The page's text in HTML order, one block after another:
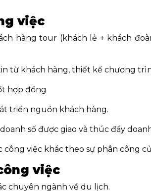
việc
hàng tour (khách lẻ + khách
từ khách hàng, thiết kế chương
hợp đồng
triển nguồn khách hàng.
số được giao và thúc đẩy
công việc khác theo sự phân công
việc
chuyên ngành về du lịch.